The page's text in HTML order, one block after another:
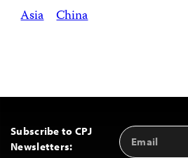
Asia China
Subscribe to CPJ
Newsletters:
Email
Address